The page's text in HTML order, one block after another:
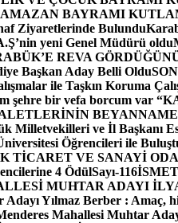
BAYRAMI
Ziyaretlerinde Bulundu
yeni Genel Müdürü oldu
REVA
Başkan Aday Belli Oldu
ile Taşkın Koruma
şehre bir vefa borcum var “
Milletvekilleri ve İl Başkanı
Öğrencileri ile
TİCARET VE SANAYİ
4 ÖdülSayı-116
MUHTAR ADAYI
Yılmaz Berber :
Mahallesi Muhtar